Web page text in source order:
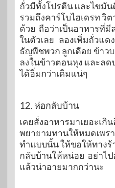
ถั่วมีทั้งโปรตีน และไขมั
รวมถึงคาร์โบไฮเดรท วิ
ด้วย ถือว่าเป็นอาหารที่มี
ในตัวเลย ลองเพิ่มถั่วแด
ธัญพืชพวก ลูกเดือย ข้าว
ลงในข้าวตอนหุง และล
ได้อิ่มกว่าเดิมแน่ๆ
12. ห่อกลับบ้าน
เคยสั่งอาหารมาเยอะเกิ
พยายามทานให้หมดเพร
ทำแบบนั้น ให้ขอให้ทางร้
กลับบ้านให้หน่อย อย่าไป
แล้วน่าอายมากกว่านะ